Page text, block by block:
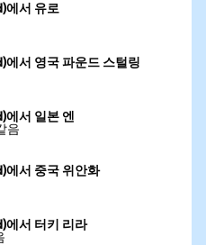
서 유로
서 영국 파운드 스털링
서 일본 엔
음
서 중국 위안화
서 터키 리라